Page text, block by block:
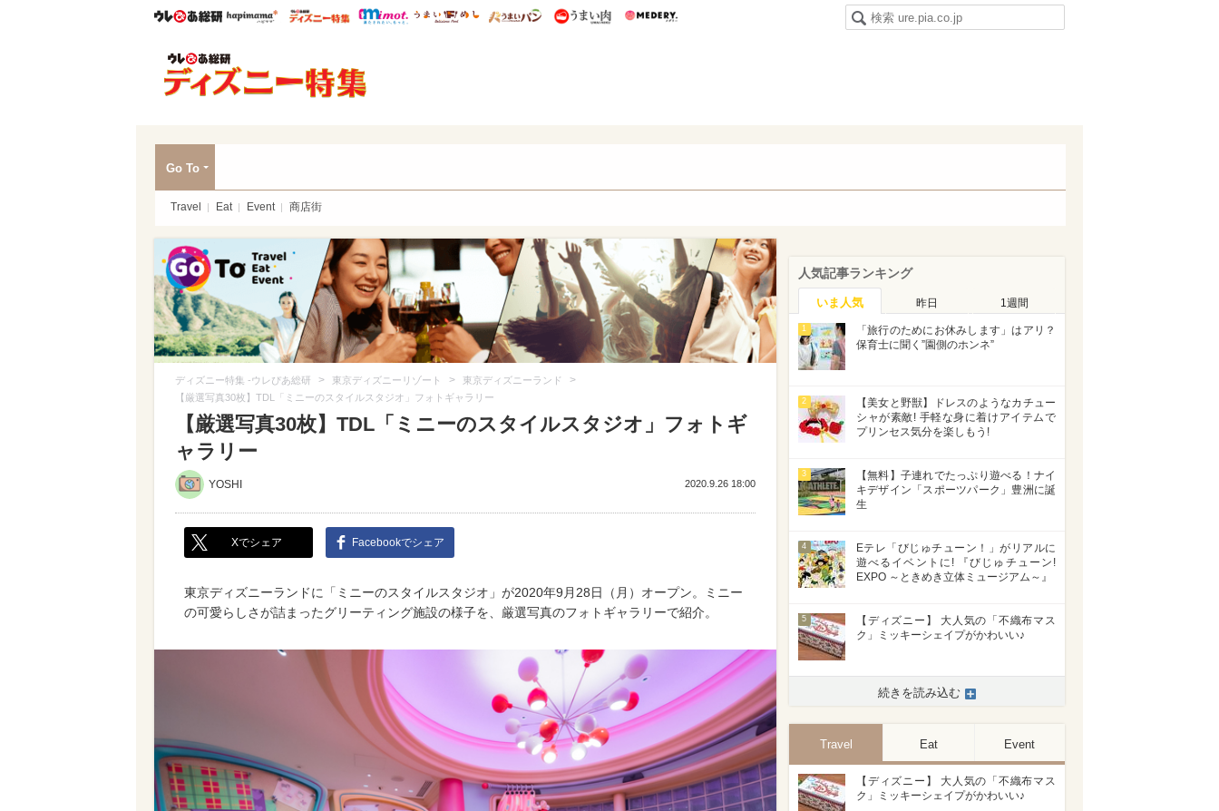
ウレぴあ総研ハピママ* ウレぴあ総研 ディズニー特集
mimot. うまいめし うまいパン うまい肉
Go To
Travel Eat Event 商店街
ディズニー特集 -ウレぴあ総研 > 東京ディズニーリゾート > 東京ディズニーランド >
【厳選写真30枚】TDL「ミニーのスタイルスタジオ」フォトギャラリー
【厳選写真30枚】TDL「ミニーのスタイルスタジオ」フォトギ
ャラリー
YOSHI 2020.9.26 18:00
Xでシェア Facebookでシェア
東京ディズニーランドに「ミニーのスタイルスタジオ」が2020年9月28日（月）オープン。ミニー
の可愛らしさが詰まったグリーティング施設の様子を、厳選写真のフォトギャラリーで紹介。
人気記事ランキング
いま人気 昨日 1週間
1
「旅行のためにお休みします」はアリ？
保育士に聞く”園側のホンネ”
2
【美女と野獣】ドレスのようなカチュー
シャが素敵! 手軽な身に着けアイテムで
プリンセス気分を楽しもう!
3
【無料】子連れでたっぷり遊べる！ナイ
キデザイン「スポーツパーク」豊洲に誕
生
4
Eテレ「びじゅチューン！」がリアルに
遊べるイベントに! 『びじゅチューン!
EXPO ～ときめき立体ミュージアム～』
5
【ディズニー】 大人気の「不織布マス
ク」ミッキーシェイプがかわいい♪
続きを読み込む
Travel Eat Event
【ディズニー】 大人気の「不織布マス
ク」ミッキーシェイプがかわいい♪